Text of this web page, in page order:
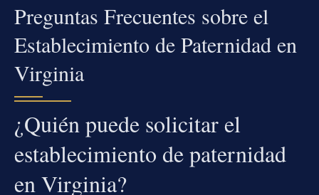
Preguntas Frecuentes sobre el
Establecimiento de Paternidad en
Virginia
¿Quién puede solicitar el
establecimiento de paternidad
en Virginia?